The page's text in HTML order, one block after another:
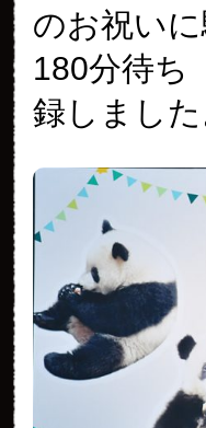
のお祝い
180分待ち
録しました